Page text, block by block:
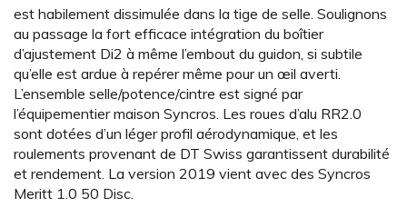
est habilement dissimulée dans la tige de selle. Soulignons
au passage la fort efficace intégration du boîtier
d’ajustement Di2 à même l’embout du guidon, si subtile
qu’elle est ardue à repérer même pour un œil averti.
L’ensemble selle/potence/cintre est signé par
l’équipementier maison Syncros. Les roues d’alu RR2.0
sont dotées d’un léger profil aérodynamique, et les
roulements provenant de DT Swiss garantissent durabilité
et rendement. La version 2019 vient avec des Syncros
Meritt 1.0 50 Disc.